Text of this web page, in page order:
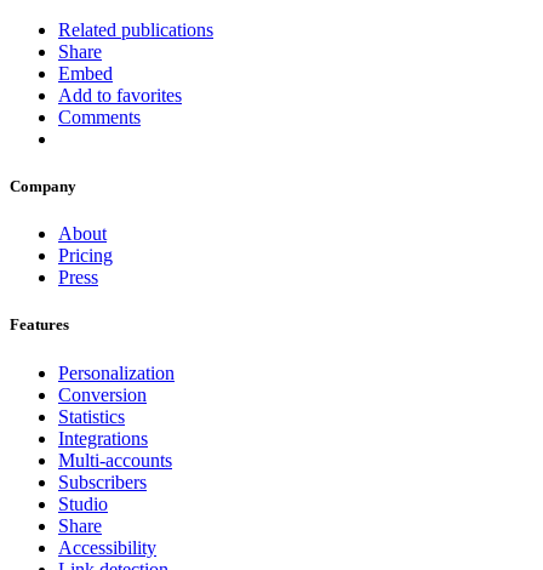
Related publications
Share
Embed
Add to favorites
Comments
Company
About
Pricing
Press
Features
Personalization
Conversion
Statistics
Integrations
Multi-accounts
Subscribers
Studio
Share
Accessibility